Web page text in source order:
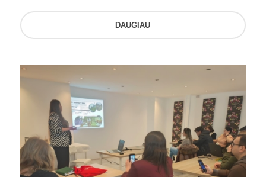
DAUGIAU